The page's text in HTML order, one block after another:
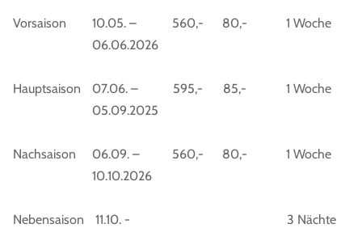
Vorsaison
10.05. –
06.06.2026
560,- 80,- 1 Woche
Hauptsaison
07.06. –
05.09.2025
595,- 85,- 1 Woche
Nachsaison
06.09. –
10.10.2026
560,- 80,- 1 Woche
Nebensaison
11.10. -
3 Nächte